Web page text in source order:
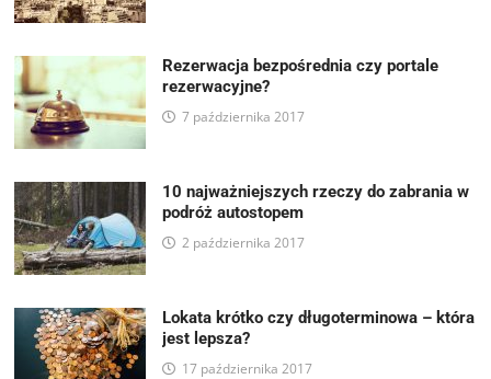
Rezerwacja bezpośrednia czy portale
rezerwacyjne?
7 października 2017
10 najważniejszych rzeczy do zabrania w
podróż autostopem
2 października 2017
Lokata krótko czy długoterminowa – która
jest lepsza?
17 października 2017